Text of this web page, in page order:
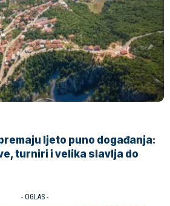
ljeto puno događanja:
turniri i velika slavlja do
- OGLAS -